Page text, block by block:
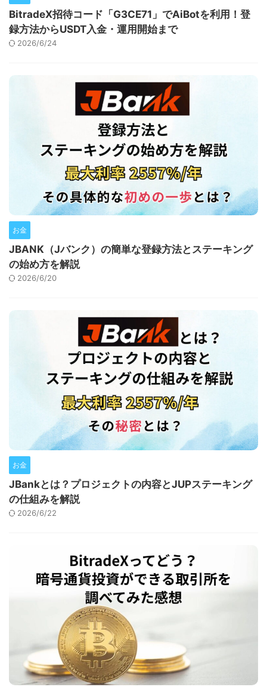
BitradeX招待コード「G3CE71」でAiBotを利用！登
録方法からUSDT入金・運用開始まで
2026/6/24
お金
JBANK（Jバンク）の簡単な登録方法とステーキング
の始め方を解説
2026/6/20
お金
JBankとは？プロジェクトの内容とJUPステーキング
の仕組みを解説
2026/6/22